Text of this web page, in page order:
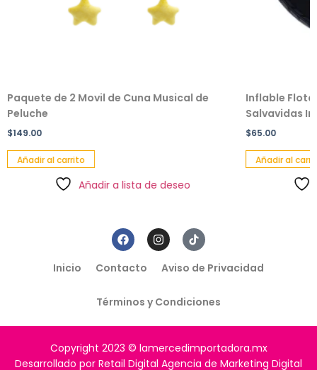
Paquete de 2 Movil de Cuna Musical de
Peluche
$149.00
Añadir al carrito
Añadir a lista de deseo
Inflable
Salvavidas
$65.00
Añadir al
Inicio Contacto Aviso de Privacidad
Términos y Condiciones
Copyright 2023 © lamercedimportadora.mx
Desarrollado por Retail Digital Agencia de Marketing Digital